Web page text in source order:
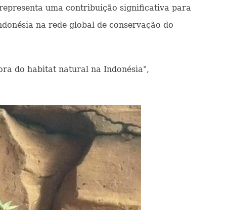
uma contribuição significativa para
na rede global de conservação do
do habitat natural na Indonésia",